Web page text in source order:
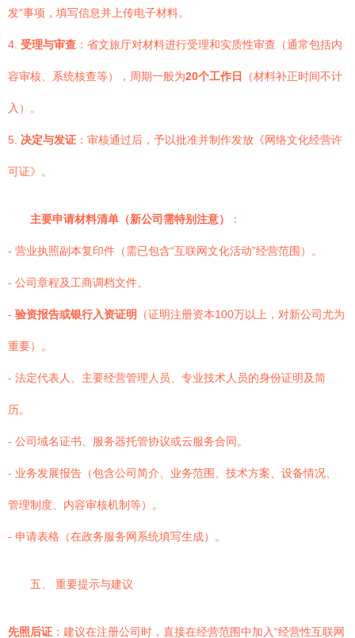
发”事项，填写信息并上传电子材料。
4. 受理与审查 ：省文旅厅对材料进行受理和实质性审查（通常包括内
容审核、系统核查等），周期一般为20个工作日 （材料补正时间不计
入）。
5. 决定与发证 ：审核通过后，予以批准并制作发放《网络文化经营许
可证》。
主要申请材料清单（新公司需特别注意） ：
- 营业执照副本复印件（需已包含“互联网文化活动”经营范围）。
- 公司章程及工商调档文件。
- 验资报告或银行入资证明 （证明注册资本100万以上，对新公司尤为
重要）。
- 法定代表人、主要经营管理人员、专业技术人员的身份证明及简
历。
- 公司域名证书、服务器托管协议或云服务合同。
- 业务发展报告（包含公司简介、业务范围、技术方案、设备情况、
管理制度、内容审核机制等）。
- 申请表格（在政务服务网系统填写生成）。
五、 重要提示与建议
先照后证 ：建议在注册公司时，直接在经营范围中加入“经营性互联网